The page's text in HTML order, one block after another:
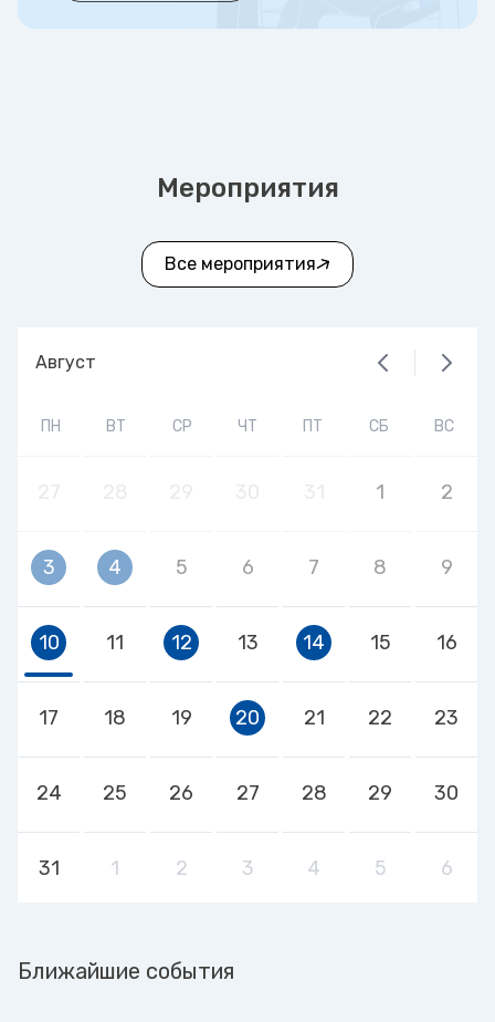
Мероприятия
Все мероприятия
Август
ПН ВТ СР ЧТ ПТ СБ ВС
1 2
3 4 5 6 7 8 9
10 11 12 13 14 15 16
17 18 19 20 21 22 23
24 25 26 27 28 29 30
31 1 2 3 4 5 6
Ближайшие события